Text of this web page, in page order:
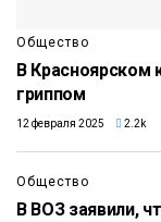
Общество
В Красноярском
гриппом
12 февраля 2025 2.2k
Общество
В ВОЗ заявили,